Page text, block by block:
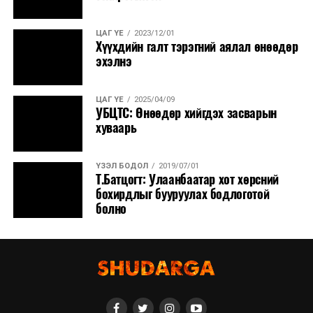
ЦАГ ҮЕ 2023/12/01
Хүүхдийн галт тэрэгний аялал өнөөдөр
эхэлнэ
ЦАГ ҮЕ 2025/04/09
УБЦТС: Өнөөдөр хийгдэх засварын
хуваарь
ҮЗЭЛ БОДОЛ 2019/07/01
Т.Батцогт: Улаанбаатар хот хөрсний
бохирдлыг бууруулах бодлоготой
болно